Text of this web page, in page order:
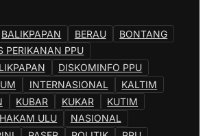
BALIKPAPAN BERAU
BONTANG
PERIKANAN PPU
DISKOMINFO PPU
INTERNASIONAL
KALTIM
KUBAR KUKAR
KUTIM
ULU
NASIONAL